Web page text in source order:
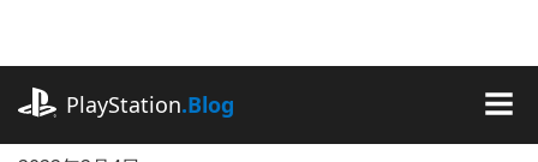
に
ッ
PlayStation.Blog